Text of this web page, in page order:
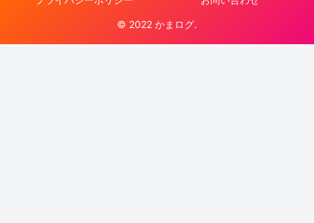
© 2022 かまログ.